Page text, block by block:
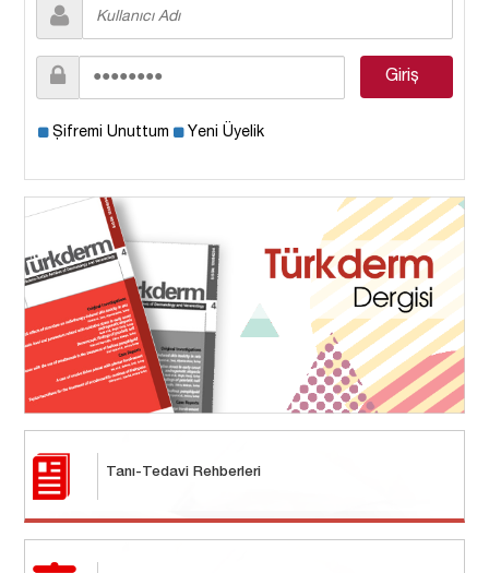
Şifremi Unuttum Yeni Üyelik
Tanı-Tedavi Rehberleri